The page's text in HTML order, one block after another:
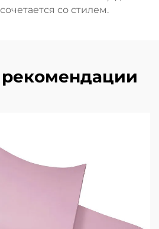
со стилем.